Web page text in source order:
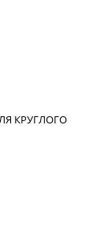
КРУГЛОГО